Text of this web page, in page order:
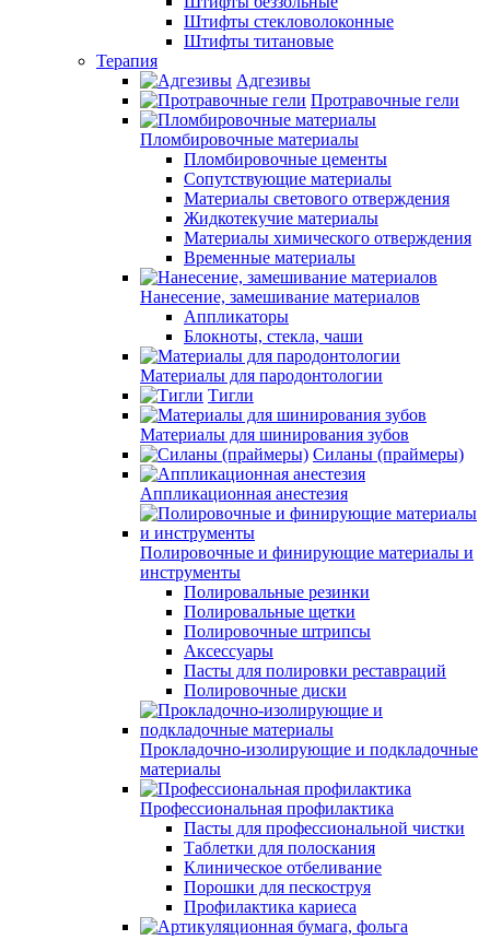
Штифты стекловолоконные
Штифты титановые
Терапия
Адгезивы
Протравочные гели
Пломбировочные материалы
Пломбировочные цементы
Сопутствующие материалы
Материалы светового отверждения
Жидкотекучие материалы
Материалы химического отверждения
Временные материалы
Нанесение, замешивание материалов
Аппликаторы
Блокноты, стекла, чаши
Материалы для пародонтологии
Тигли
Материалы для шинирования зубов
Силаны (праймеры)
Аппликационная анестезия
Полировочные и финирующие материалы и
инструменты
Полировальные резинки
Полировальные щетки
Полировочные штрипсы
Аксессуары
Пасты для полировки реставраций
Полировочные диски
Прокладочно-изолирующие и подкладочные
материалы
Профессиональная профилактика
Пасты для профессиональной чистки
Таблетки для полоскания
Клиническое отбеливание
Порошки для пескоструя
Профилактика кариеса